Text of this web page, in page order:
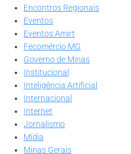
Encontros Regionais
Eventos
Eventos Amirt
Fecomércio MG
Governo de Minas
Institucional
Inteligência Artificial
Internacional
Internet
Jornalismo
Mídia
Minas Gerais